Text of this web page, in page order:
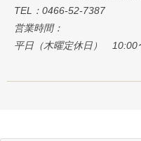
TEL：0466-52-7387
営業時間：
平日（木曜定休日）